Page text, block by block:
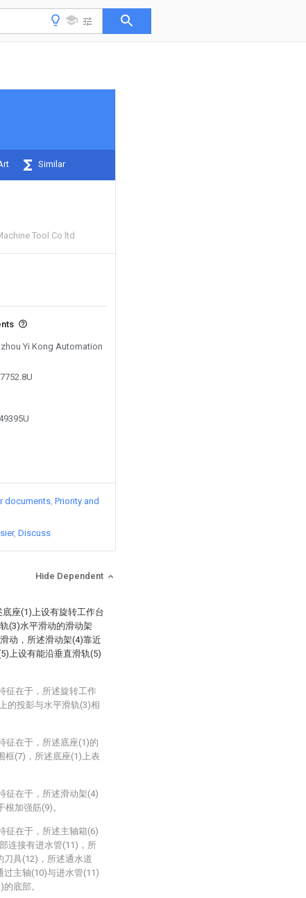
Similar
Tool Co ltd
Yi Kong Automation
documents Priority and
Discuss
Hide Dependent
座(1)上设有旋转工作台
(3)水平滑动的滑动架
动，所述滑动架(4)靠近
上设有能沿垂直滑轨(5)
征在于，所述旋转工作
的投影与水平滑轨(3)相
征在于，所述底座(1)的
框(7)，所述底座(1)上表
征在于，所述滑动架(4)
加强筋(9)。
征在于，所述主轴箱(6)
连接有进水管(11)，所
刀具(12)，所述通水道
过主轴(10)与进水管(11)
底部。